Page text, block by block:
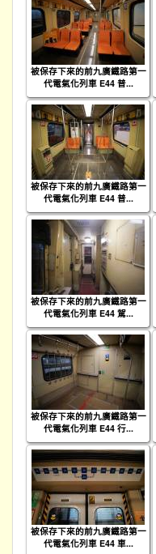
被保存下來的前九廣鐵路第一
代電氣化列車 E44 普...
被保存下來的前九廣鐵路第一
代電氣化列車 E44 普...
被保存下來的前九廣鐵路第一
代電氣化列車 E44 駕...
被保存下來的前九廣鐵路第一
代電氣化列車 E44 行...
被保存下來的前九廣鐵路第一
代電氣化列車 E44 車...